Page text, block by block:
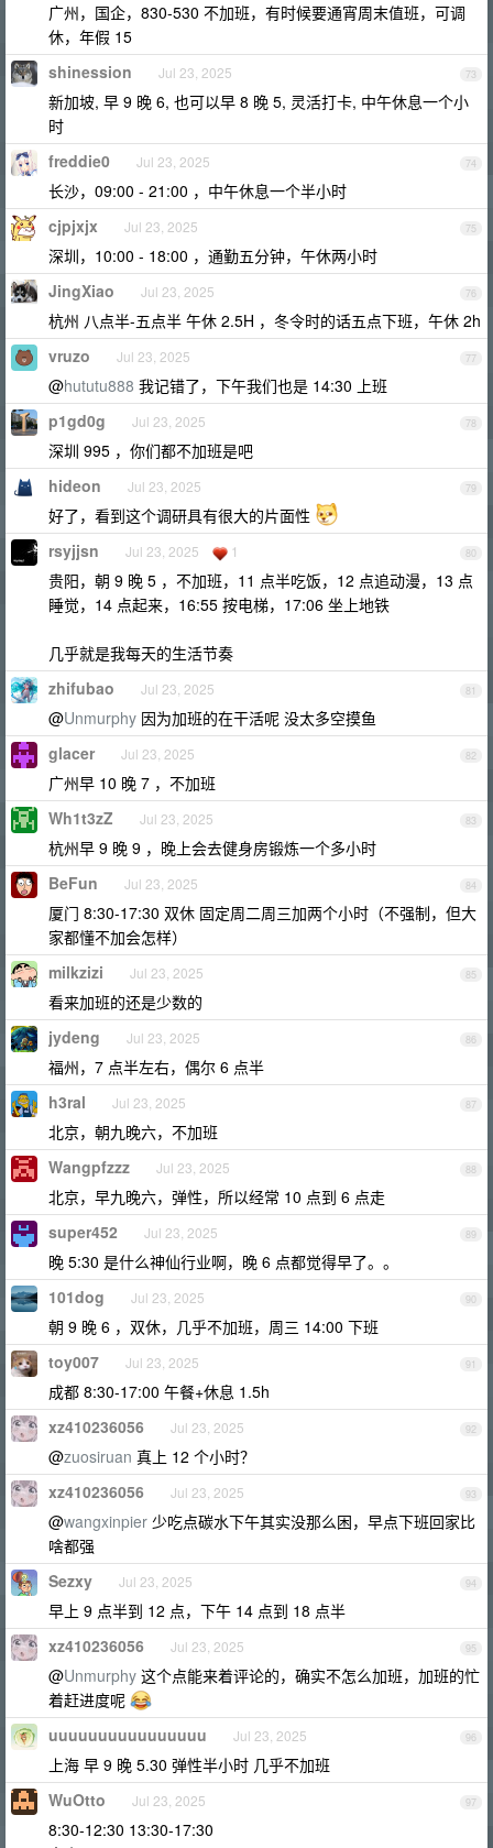
广州，国企，830-530 不加班，有时候要通宵周末值班，可调
休，年假 15
73
shinession Jul 23, 2025
新加坡, 早 9 晚 6, 也可以早 8 晚 5, 灵活打卡, 中午休息一个小
时
74
freddie0 Jul 23, 2025
长沙，09:00 - 21:00 ，中午休息一个半小时
75
cjpjxjx Jul 23, 2025
深圳，10:00 - 18:00 ，通勤五分钟，午休两小时
76
JingXiao Jul 23, 2025
杭州 八点半-五点半 午休 2.5H ，冬令时的话五点下班，午休 2h
77
vruzo Jul 23, 2025
@hututu888 我记错了，下午我们也是 14:30 上班
78
p1gd0g Jul 23, 2025
深圳 995 ，你们都不加班是吧
79
hideon Jul 23, 2025
好了，看到这个调研具有很大的片面性
80
rsyjjsn Jul 23, 2025 1
贵阳，朝 9 晚 5 ，不加班，11 点半吃饭，12 点追动漫，13 点
睡觉，14 点起来，16:55 按电梯，17:06 坐上地铁
几乎就是我每天的生活节奏
81
zhifubao Jul 23, 2025
@Unmurphy 因为加班的在干活呢 没太多空摸鱼
82
glacer Jul 23, 2025
广州早 10 晚 7 ，不加班
83
Wh1t3zZ Jul 23, 2025
杭州早 9 晚 9 ，晚上会去健身房锻炼一个多小时
84
BeFun Jul 23, 2025
厦门 8:30-17:30 双休 固定周二周三加两个小时（不强制，但大
家都懂不加会怎样）
85
milkzizi Jul 23, 2025
看来加班的还是少数的
86
jydeng Jul 23, 2025
福州，7 点半左右，偶尔 6 点半
87
h3ral Jul 23, 2025
北京，朝九晚六，不加班
88
Wangpfzzz Jul 23, 2025
北京，早九晚六，弹性，所以经常 10 点到 6 点走
89
super452 Jul 23, 2025
晚 5:30 是什么神仙行业啊，晚 6 点都觉得早了。。
90
101dog Jul 23, 2025
朝 9 晚 6 ，双休，几乎不加班，周三 14:00 下班
91
toy007 Jul 23, 2025
成都 8:30-17:00 午餐+休息 1.5h
92
xz410236056 Jul 23, 2025
@zuosiruan 真上 12 个小时？
93
xz410236056 Jul 23, 2025
@wangxinpier 少吃点碳水下午其实没那么困，早点下班回家比
啥都强
94
Sezxy Jul 23, 2025
早上 9 点半到 12 点，下午 14 点到 18 点半
95
xz410236056 Jul 23, 2025
@Unmurphy 这个点能来着评论的，确实不怎么加班，加班的忙
着赶进度呢
96
uuuuuuuuuuuuuuuu Jul 23, 2025
上海 早 9 晚 5.30 弹性半小时 几乎不加班
97
WuOtto Jul 23, 2025
8:30-12:30 13:30-17:30